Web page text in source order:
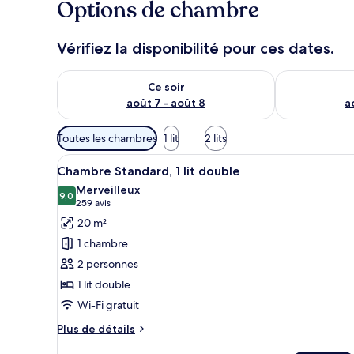
Options de chambre
Vérifiez la disponibilité pour ces dates.
Ce soir
août 7 - août 8
Vérifier la disponibilité pour ce soir août 7 - août 8
Vérifier la
Filtres
disponibles
pour
les
chambres
Toutes les chambres 1 lit 2 lits
Afficher
toutes
les
photos
pour
ce
type
de
chambre :
Chambre
Une chambre d’hôtel avec
10
Chambre Standard, 1 lit double
9,09,0 sur 10
Merveilleux
259 avis
(259 avis)
20 m²
1 chambre
2 personnes
1 lit double
Wi-Fi gratuit
Plus de détails
Plus